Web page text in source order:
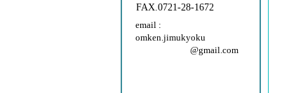
FAX.0721-28-1672
email :
omken.jimukyoku
@gmail.com